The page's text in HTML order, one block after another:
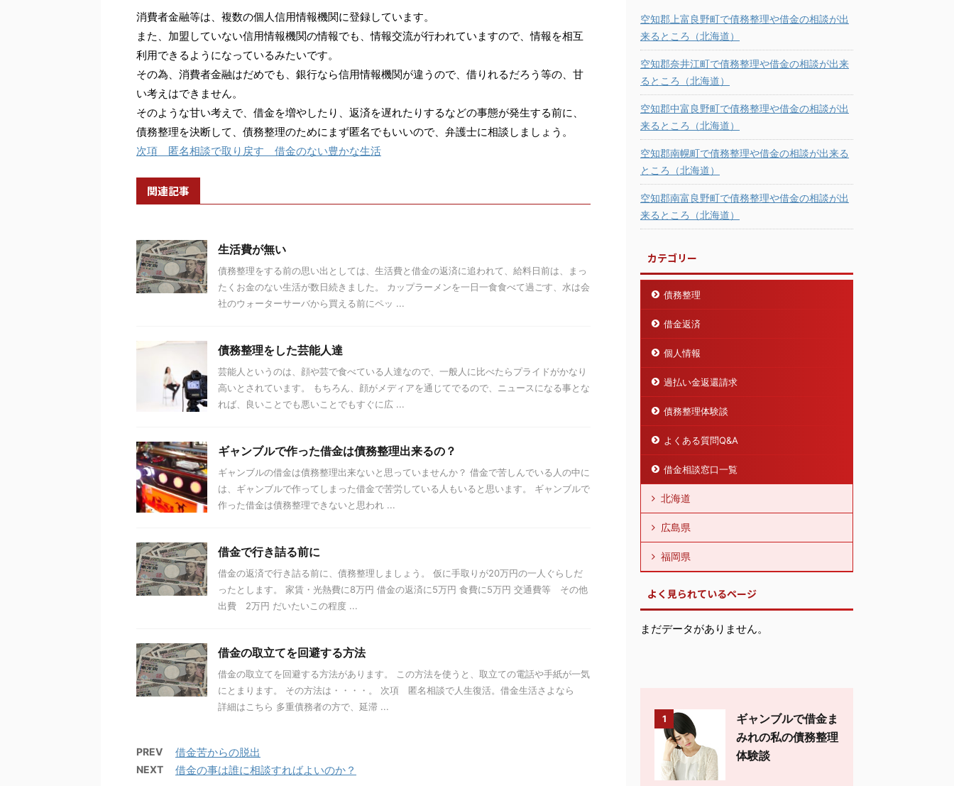
消費者金融等は、複数の個人信用情報機関に登録しています。
また、加盟していない信用情報機関の情報でも、情報交流が行われていますので、情報を相互
利用できるようになっているみたいです。
その為、消費者金融はだめでも、銀行なら信用情報機関が違うので、借りれるだろう等の、甘
い考えはできません。
そのような甘い考えで、借金を増やしたり、返済を遅れたりするなどの事態が発生する前に、
債務整理を決断して、債務整理のためにまず匿名でもいいので、弁護士に相談しましょう。
次項 匿名相談で取り戻す 借金のない豊かな生活
関連記事
生活費が無い
債務整理をする前の思い出としては、生活費と借金の返済に追われて、給料日前は、まっ
たくお金のない生活が数日続きました。 カップラーメンを一日一食食べて過ごす、水は会
社のウォーターサーバから買える前にペッ ...
債務整理をした芸能人達
芸能人というのは、顔や芸で食べている人達なので、一般人に比べたらプライドがかなり
高いとされています。 もちろん、顔がメディアを通じてでるので、ニュースになる事とな
れば、良いことでも悪いことでもすぐに広 ...
ギャンブルで作った借金は債務整理出来るの？
ギャンブルの借金は債務整理出来ないと思っていませんか？ 借金で苦しんでいる人の中に
は、ギャンブルで作ってしまった借金で苦労している人もいると思います。 ギャンブルで
作った借金は債務整理できないと思われ ...
借金で行き詰る前に
借金の返済で行き詰る前に、債務整理しましょう。 仮に手取りが20万円の一人ぐらしだ
ったとします。 家賃・光熱費に8万円 借金の返済に5万円 食費に5万円 交通費等 その他
出費 2万円 だいたいこの程度 ...
借金の取立てを回避する方法
借金の取立てを回避する方法があります。 この方法を使うと、取立ての電話や手紙が一気
にとまります。 その方法は・・・・。 次項 匿名相談で人生復活。借金生活さよなら
詳細はこちら 多重債務者の方で、延滞 ...
PREV 借金苦からの脱出
NEXT 借金の事は誰に相談すればよいのか？
空知郡上富良野町で債務整理や借金の相談が出
来るところ（北海道）
空知郡奈井江町で債務整理や借金の相談が出来
るところ（北海道）
空知郡中富良野町で債務整理や借金の相談が出
来るところ（北海道）
空知郡南幌町で債務整理や借金の相談が出来る
ところ（北海道）
空知郡南富良野町で債務整理や借金の相談が出
来るところ（北海道）
カテゴリー
債務整理
借金返済
個人情報
過払い金返還請求
債務整理体験談
よくある質問Q&A
借金相談窓口一覧
北海道
広島県
福岡県
よく見られているページ
まだデータがありません。
1
ギャンブルで借金ま
みれの私の債務整理
体験談